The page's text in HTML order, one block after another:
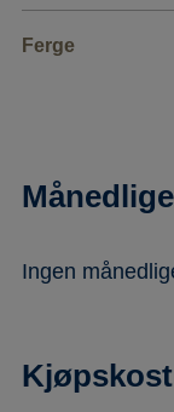
Ferge
Ingen